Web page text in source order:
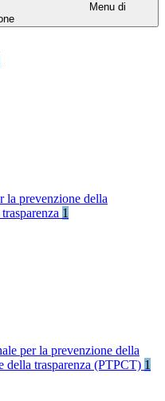
Menu di
la prevenzione della
1
per la prevenzione della
della trasparenza (PTPCT) 1